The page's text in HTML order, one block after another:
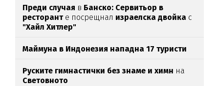
Преди случая в Банско: Сервитьор в
ресторант е посрещнал израелска двойка с
"Хайл Хитлер"
Маймуна в Индонезия нападна 17 туристи
Руските гимнастички без знаме и химн на
Световното